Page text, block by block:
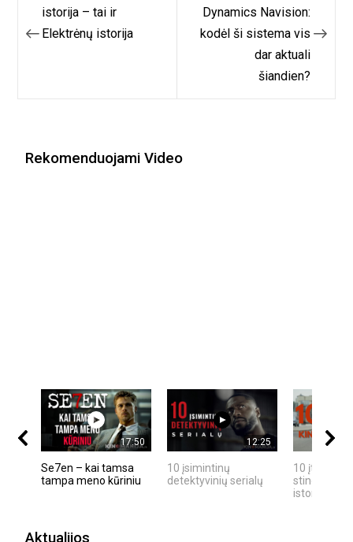
tarpistorija – tai ir
Elektrėnų istorija
Dynamics Navision:
kodėl ši sistema vis
dar aktuali
šiandien?
Rekomenduojami Video
17:50
Se7en – kai tamsa
tampa meno kūriniu
12:25
10 įsimintinų
detektyvinių serialų
10 įtemptų,
stingdančių
istorijų
Aktualijos